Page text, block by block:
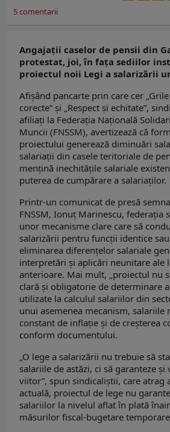
5comentarii
Angajații caselor de pensii din
protestat, joi, în fața sediilor
proiectul noii Legi a salarizării
Afișând pancarte prin care cer
corecte” și „Respect și echitate”,
afiliați la Federația Națională
Muncii (FNSSM), avertizează că
proiectului generează diminuări
salariații din casele teritoriale de
mențină inechitățile salariale
puterea de cumpărare a salariaților.
Printr-un comunicat de presă
FNSSM, Ionuț Marinescu, federația
unor mecanisme clare care să
salarizării pentru funcții identice
eliminarea diferențelor salariale
interpretări și aplicări neunitare ale
anterioare. Mai mult, „proiectul nu
clară și obligatorie de determinare
utilizate la calculul salariilor din
unui asemenea mecanism, salariile
constant de inflație și de creșterea
conform documentului.
„O lege a salarizării nu trebuie să
salariile de astăzi, ci să garanteze
viitor”, spun sindicaliștii, care atrag
actuală, proiectul de lege nu
salariilor la nivelul aflat în plată
măsurilor fiscal-bugetare